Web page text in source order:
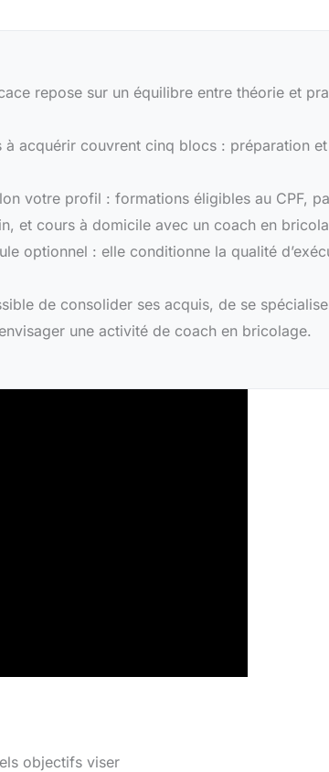
repose sur un équilibre entre théorie et
acquérir couvrent cinq blocs : préparation
votre profil : formations éligibles au CPF,
et cours à domicile avec un coach en
optionnel : elle conditionne la qualité
de consolider ses acquis, de se
une activité de coach en bricolage.
objectifs viser